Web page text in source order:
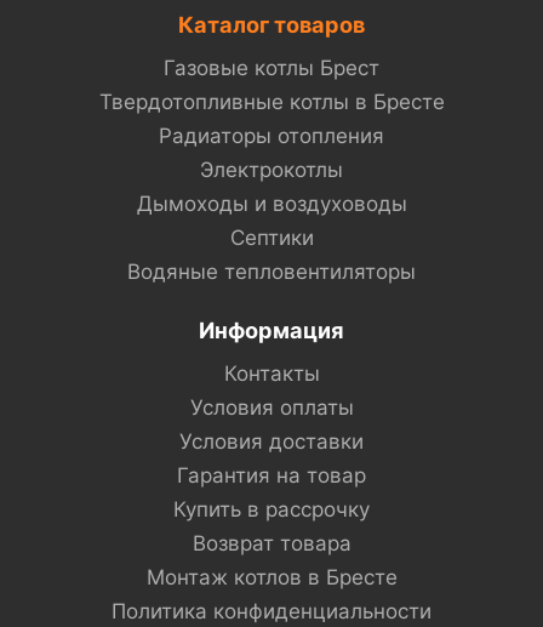
Каталог товаров
Газовые котлы Брест
Твердотопливные котлы в Бресте
Радиаторы отопления
Электрокотлы
Дымоходы и воздуховоды
Септики
Водяные тепловентиляторы
Информация
Контакты
Условия оплаты
Условия доставки
Гарантия на товар
Купить в рассрочку
Возврат товара
Монтаж котлов в Бресте
Политика конфиденциальности